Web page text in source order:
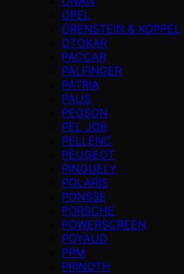
OPEL
ORENSTEIN & KOPPEL
OTOKAR
PACCAR
PALFINGER
PATRIA
PAUS
PEGSON
PEL JOB
PELLENC
PEUGEOT
PINGUELY
POLARIS
PONSSE
PORSCHE
POWERSCREEN
POYAUD
PPM
PRINOTH